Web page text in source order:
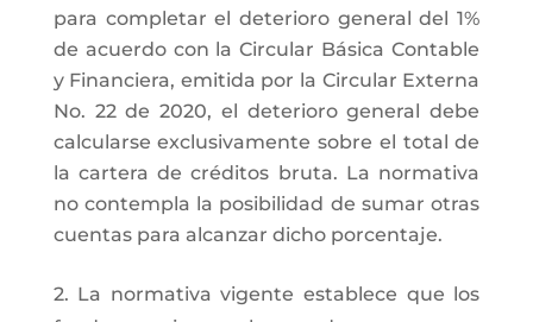
para completar el deterioro general del 1%
de acuerdo con la Circular Básica Contable
y Financiera, emitida por la Circular Externa
No. 22 de 2020, el deterioro general debe
calcularse exclusivamente sobre el total de
la cartera de créditos bruta. La normativa
no contempla la posibilidad de sumar otras
cuentas para alcanzar dicho porcentaje.
2. La normativa vigente establece que los